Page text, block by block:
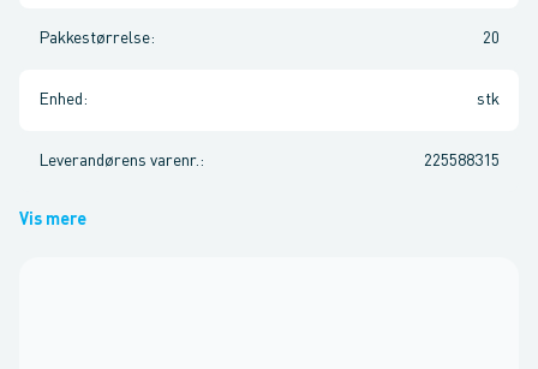
Pakkestørrelse: 20
Enhed : stk
Leverandørens varenr. : 225588315
Vis mere